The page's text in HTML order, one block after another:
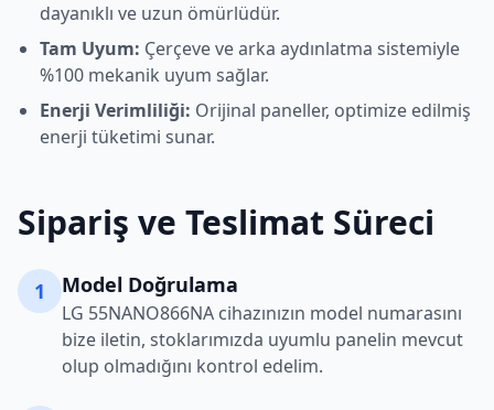
dayanıklı ve uzun ömürlüdür.
Tam Uyum: Çerçeve ve arka aydınlatma sistemiyle
%100 mekanik uyum sağlar.
Enerji Verimliliği: Orijinal paneller, optimize edilmiş
enerji tüketimi sunar.
Sipariş ve Teslimat Süreci
1 Model Doğrulama
LG 55NANO866NA cihazınızın model numarasını
bize iletin, stoklarımızda uyumlu panelin mevcut
olup olmadığını kontrol edelim.